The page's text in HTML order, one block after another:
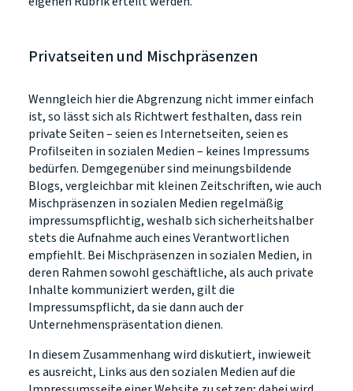
Privatseiten und Mischpräsenzen
Wenngleich hier die Abgrenzung nicht immer einfach
ist, so lässt sich als Richtwert festhalten, dass rein
private Seiten – seien es Internetseiten, seien es
Profilseiten in sozialen Medien – keines Impressums
bedürfen. Demgegenüber sind meinungsbildende
Blogs, vergleichbar mit kleinen Zeitschriften, wie auch
Mischpräsenzen in sozialen Medien regelmäßig
impressumspflichtig, weshalb sich sicherheitshalber
stets die Aufnahme auch eines Verantwortlichen
empfiehlt. Bei Mischpräsenzen in sozialen Medien, in
deren Rahmen sowohl geschäftliche, als auch private
Inhalte kommuniziert werden, gilt die
Impressumspflicht, da sie dann auch der
Unternehmenspräsentation dienen.
In diesem Zusammenhang wird diskutiert, inwieweit
es ausreicht, Links aus den sozialen Medien auf die